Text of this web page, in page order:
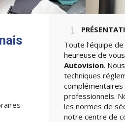
Toute l'équipe de
heureuse de
Autovision.
techniques
professionnels.
les normes de
notre centre de